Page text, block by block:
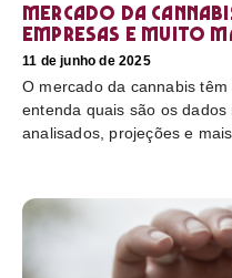
Mercado da
empresas e muito
11 de junho de 2025
O mercado da cannabis
entenda quais são os
analisados, projeções e